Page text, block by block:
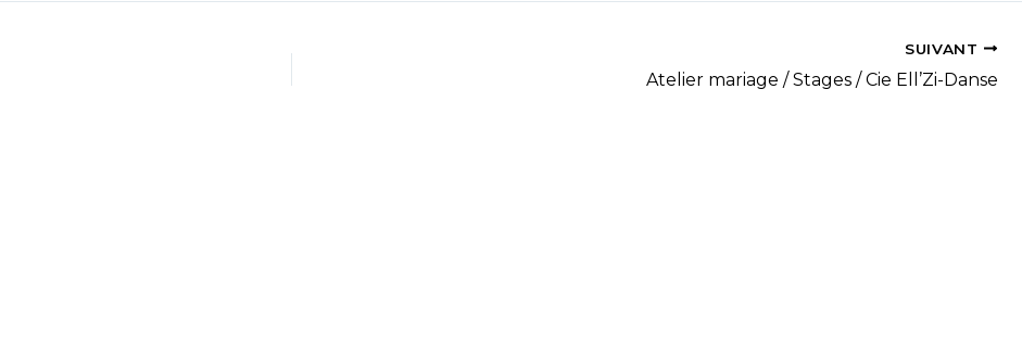
SUIVANT
Atelier mariage / Stages / Cie Ell’Zi-Danse